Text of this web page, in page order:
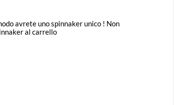
avrete uno spinnaker unico ! Non
al carrello